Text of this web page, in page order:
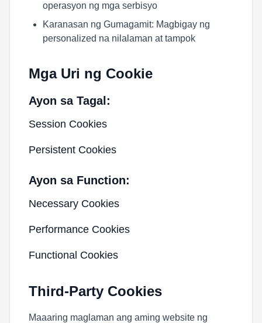
operasyon ng mga serbisyo
Karanasan ng Gumagamit: Magbigay ng
personalized na nilalaman at tampok
Mga Uri ng Cookie
Ayon sa Tagal:
Session Cookies
Persistent Cookies
Ayon sa Function:
Necessary Cookies
Performance Cookies
Functional Cookies
Third-Party Cookies
Maaaring maglaman ang aming website ng